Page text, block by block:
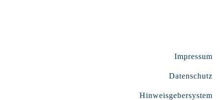
Impressum
Datenschutz
Hinweisgebersystem